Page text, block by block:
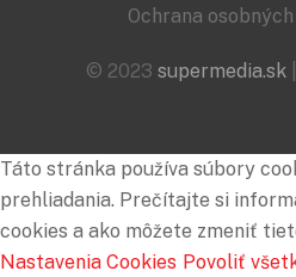
Ochrana osobných
© 2023 supermedia.sk|
Táto stránka používa súbory
prehliadania. Prečítajte si
cookies a ako môžete zmeniť
Nastavenia Cookies Povoliť